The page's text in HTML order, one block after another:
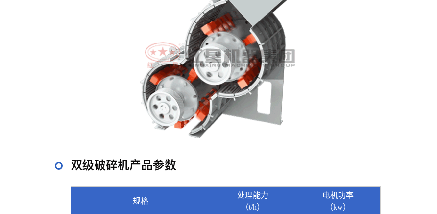
双级破碎机产品参数
规格
处理能力
（t/h）
电机功率
（kw）